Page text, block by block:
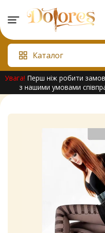
content
Каталог
Увага! Перш ніж робити
з нашими умовами